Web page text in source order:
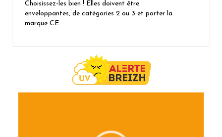
Choisissez-les bien ! Elles doivent être
enveloppantes, de catégories 2 ou 3 et porter la
marque CE.